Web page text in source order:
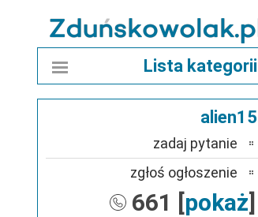
Lista kategorii
alien15
zadaj pytanie
zgłoś ogłoszenie
661 [pokaż]